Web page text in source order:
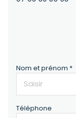
Nom et prénom *
Téléphone